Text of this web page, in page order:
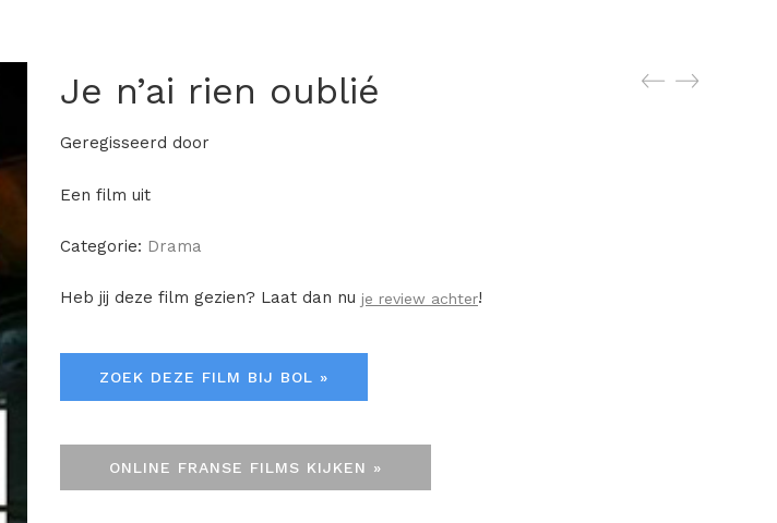
Je n’ai rien oublié
Geregisseerd door
Een film uit
Categorie: Drama
Heb jij deze film gezien? Laat dan nu je review achter!
ZOEK DEZE FILM BIJ BOL »
ONLINE FRANSE FILMS KIJKEN »